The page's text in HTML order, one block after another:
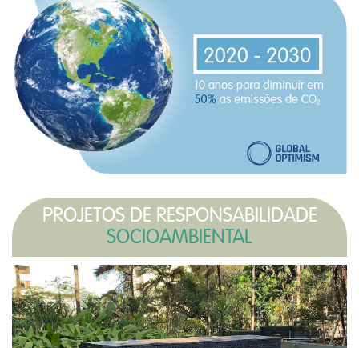
PROJETOS DE RESPONSABILIDADE
SOCIOAMBIENTAL